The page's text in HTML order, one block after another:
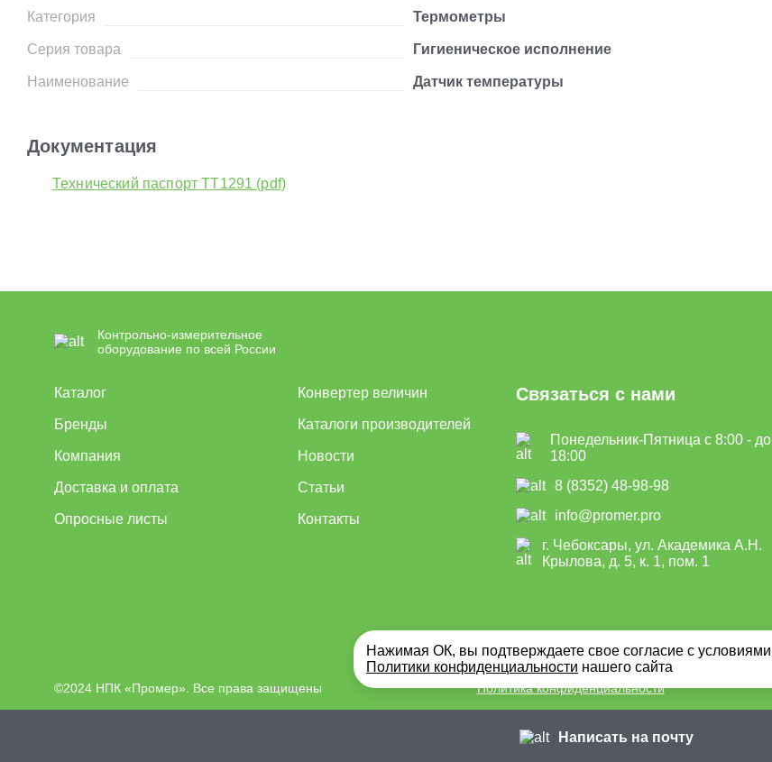
Написать на почту
Категория Термометры
Серия товара Гигиеническое исполнение
Наименование Датчик температуры
Документация
Технический паспорт TT1291 (pdf)
Контрольно-измерительное
оборудование по всей России
Каталог
Бренды
Компания
Доставка и оплата
Опросные листы
Конвертер величин
Каталоги производителей
Новости
Статьи
Контакты
Связаться с нами
Понедельник-Пятница с 8:00 - до
18:00
8 (8352) 48-98-98
info@promer.pro
г. Чебоксары, ул. Академика А.Н.
Крылова, д. 5, к. 1, пом. 1
©2024 НПК «Промер». Все права защищены Политика конфиденциальности
Нажимая ОК, вы подтверждаете свое согласие с условиями
Политики конфиденциальности нашего сайта